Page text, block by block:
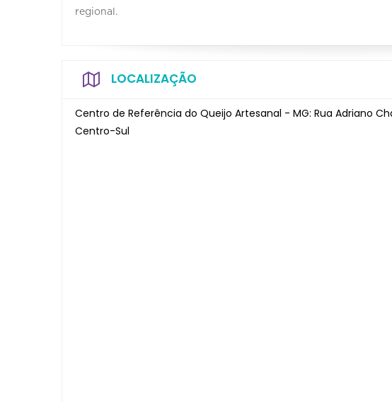
regional.
LOCALIZAÇÃO
Centro de Referência do Queijo Artesanal - MG: Rua Adriano
Centro-Sul